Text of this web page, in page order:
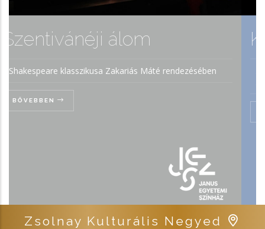
Máté rendezésében
Kizökkent az idő
A PíszJESZláv diákszínjátszó
Zsolnay Kulturális Negyed